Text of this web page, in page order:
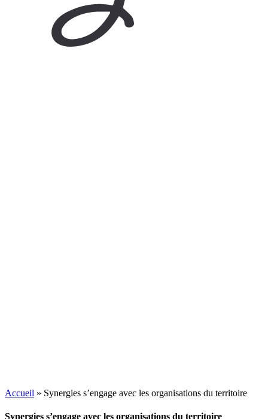
Accueil » Synergies s’engage avec les organisations du territoire
Synergies s’engage avec les organisations du territoire